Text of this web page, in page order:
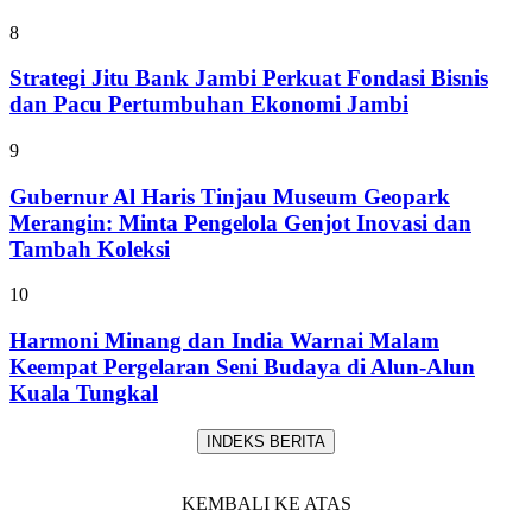
8
Strategi Jitu Bank Jambi Perkuat Fondasi Bisnis
dan Pacu Pertumbuhan Ekonomi Jambi
9
Gubernur Al Haris Tinjau Museum Geopark
Merangin: Minta Pengelola Genjot Inovasi dan
Tambah Koleksi
10
Harmoni Minang dan India Warnai Malam
Keempat Pergelaran Seni Budaya di Alun-Alun
Kuala Tungkal
INDEKS BERITA
KEMBALI KE ATAS